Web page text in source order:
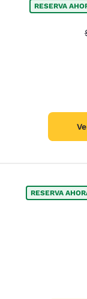
RESERVA
RESERVA